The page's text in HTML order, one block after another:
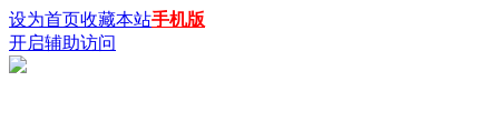
设为首页收藏本站手机版
开启辅助访问